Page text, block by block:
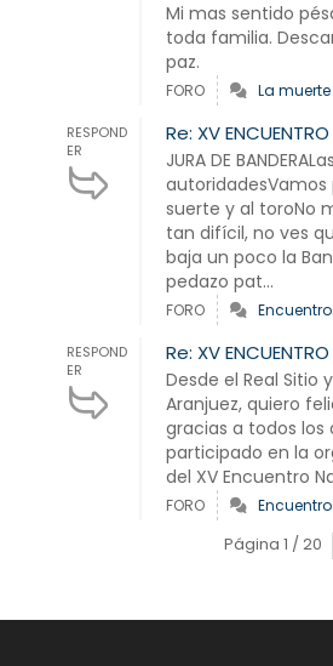
Mi mas sentido
toda familia.
paz.
FORO La
RESPOND
ER
Re: XV
JURA DE BANDERALas
autoridadesVamos
suerte y al toroNo
tan difícil, no ves
baja un poco la
pedazo pat...
FORO
RESPOND
ER
Re: XV
Desde el Real Sitio
Aranjuez, quiero
gracias a todos los
participado en la
del XV Encuentro
FORO
Página 1 / 20